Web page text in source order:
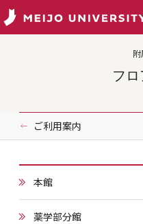
附
フ
ご利用案内
本館
薬学部分館